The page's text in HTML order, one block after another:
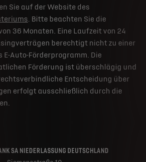
Sie auf der Website des
. Bitte beachten Sie die
36 Monaten. Eine Laufzeit von 24
berechtigt nicht zu einer
E-Auto-Förderprogramm. Die
Förderung ist überschlägig und
Entscheidung über
erfolgt ausschließlich durch die
SA NIEDERLASSUNG DEUTSCHLAND